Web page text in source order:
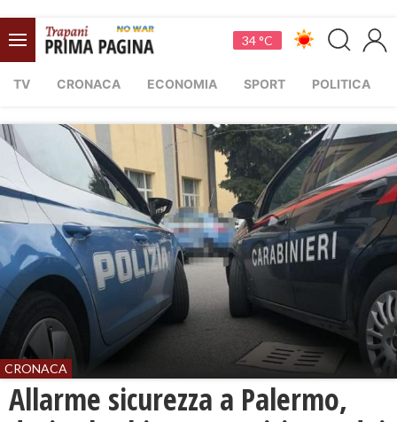
34 °C
TV CRONACA ECONOMIA SPORT POLITICA
CRONACA
​Allarme sicurezza a Palermo,